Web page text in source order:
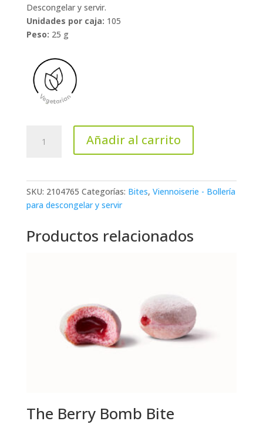
Descongelar y servir.
Unidades por caja: 105
Peso: 25 g
Choc-
cantidad
Añadir al carrito
SKU: 2104765 Categorías: Bites, Viennoiserie - Bollería
para descongelar y servir
Productos relacionados
The Berry Bomb Bite